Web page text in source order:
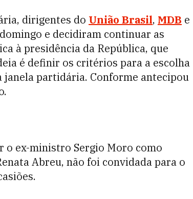
dirigentes do União Brasil, MDB e
e decidiram continuar as
à presidência da República, que
é definir os critérios para a escolha
partidária. Conforme antecipou
o ex-ministro Sergio Moro como
Abreu, não foi convidada para o